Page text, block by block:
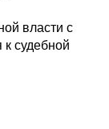
власти с
судебной